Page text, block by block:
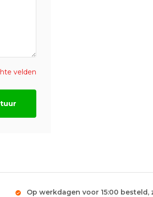
velden
Op werkdagen voor 15:00